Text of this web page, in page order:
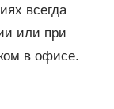
всегда
или при
в офисе.